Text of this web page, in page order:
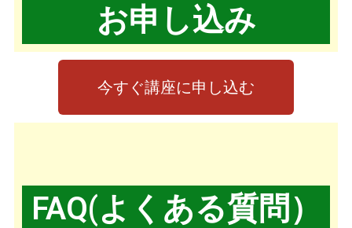
お申し込み
今すぐ講座に申し込む
FAQ(よくある質問）